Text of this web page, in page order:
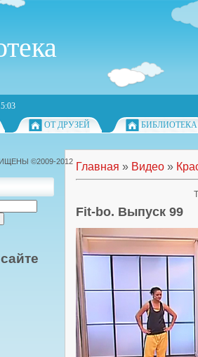
ОТ ДРУЗЕЙ БИБЛИОТЕКА
Главная » Видео »
Fit-bo. Выпуск 99
©2009-2012